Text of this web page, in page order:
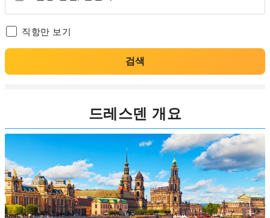
직항만 보기
검색
드레스덴 개요